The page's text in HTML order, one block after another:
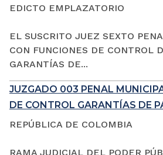
EDICTO EMPLAZATORIO
EL SUSCRITO JUEZ SEXTO
CON FUNCIONES DE CONTROL
GARANTÍAS DE...
JUZGADO 003 PENAL
DE CONTROL GARANTÍAS DE
REPÚBLICA DE COLOMBIA
RAMA JUDICIAL DEL PODER